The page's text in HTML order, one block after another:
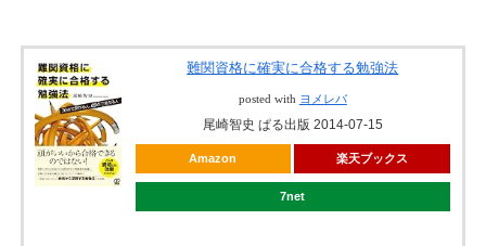
難関資格に確実に合格する勉強法
posted with ヨメレバ
尾崎智史 ぱる出版 2014-07-15
Amazon 楽天ブックス
7net